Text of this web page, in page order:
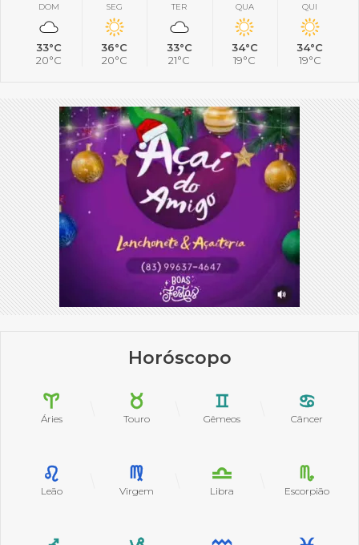
DOM
33°C
20°C
SEG
36°C
20°C
TER
33°C
21°C
QUA
34°C
19°C
QUI
34°C
19°C
Horóscopo
Áries Touro Gêmeos Câncer
Leão Virgem Libra Escorpião